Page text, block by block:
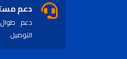
دعم
دعم
التوصيل